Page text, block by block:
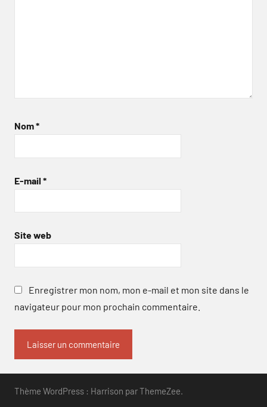
Nom*
E-mail *
Site web
Enregistrer mon nom, mon e-mail et mon site dans le
navigateur pour mon prochain commentaire.
Thème WordPress : Harrison par ThemeZee.